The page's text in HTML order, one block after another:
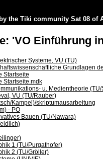
the Tiki community Sat 08 of
'VO Einführung
Systeme, VU (TU)
Grundlagen
Startseite
Startseite.mdk
u. Medientheorie
VU (TU/Rauber)
Kampel)/skriptumausarbeitung
- PO
Bauen (TU/Nawara)
1 (TU/Purgathofer)
2 (TU/Gröller)